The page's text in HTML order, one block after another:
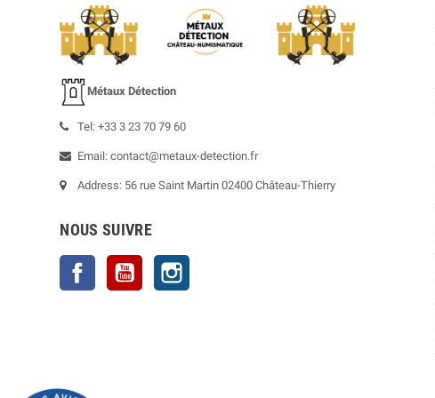
Métaux Détection
Tel: +33 3 23 70 79 60
Email: contact@metaux-detection.fr
Address: 56 rue Saint Martin 02400 Château-Thierry
NOUS SUIVRE
Facebook YouTube